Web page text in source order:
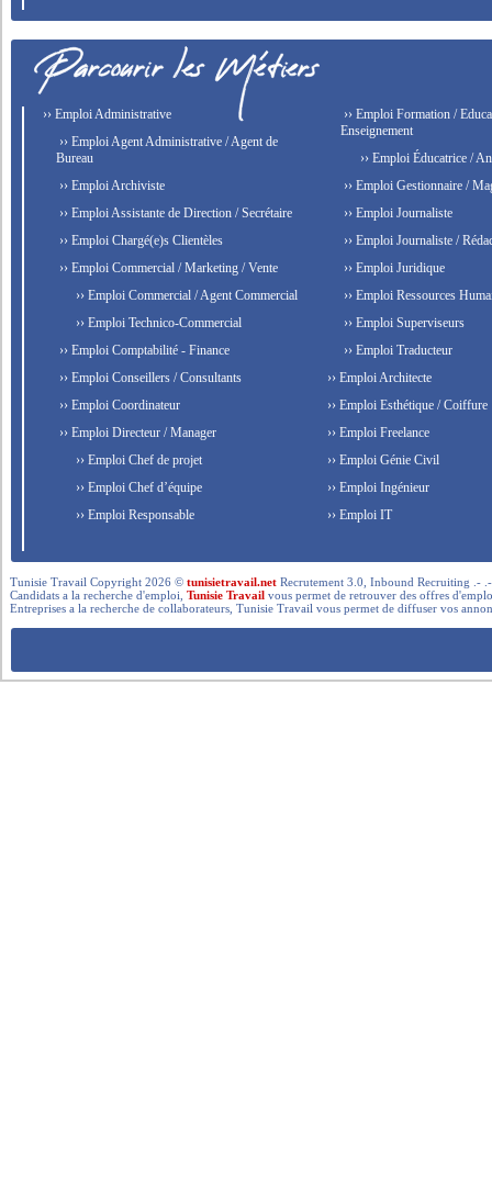
›› Emploi Administrative
›› Emploi Agent Administrative / Agent de
Bureau
›› Emploi Archiviste
›› Emploi Assistante de Direction / Secrétaire
›› Emploi Chargé(e)s Clientèles
›› Emploi Commercial / Marketing / Vente
›› Emploi Commercial / Agent Commercial
›› Emploi Technico-Commercial
›› Emploi Comptabilité - Finance
›› Emploi Conseillers / Consultants
›› Emploi Coordinateur
›› Emploi Directeur / Manager
›› Emploi Chef de projet
›› Emploi Chef d’équipe
›› Emploi Responsable
›› Emploi Formation /
Enseignement
›› Emploi Éducatrice /
›› Emploi Gestionnaire /
›› Emploi Journaliste
›› Emploi Journaliste /
›› Emploi Juridique
›› Emploi Ressources
›› Emploi Superviseurs
›› Emploi Traducteur
›› Emploi Architecte
›› Emploi Esthétique / Coiffure
›› Emploi Freelance
›› Emploi Génie Civil
›› Emploi Ingénieur
›› Emploi IT
Tunisie Travail Copyright 2026 ©tunisietravail.net Recrutement 3.0, Inbound Recruiting .-
Candidats a la recherche d'emploi,Tunisie Travail vous permet de retrouver des offres
Entreprises a la recherche de collaborateurs, Tunisie Travail vous permet de diffuser vos